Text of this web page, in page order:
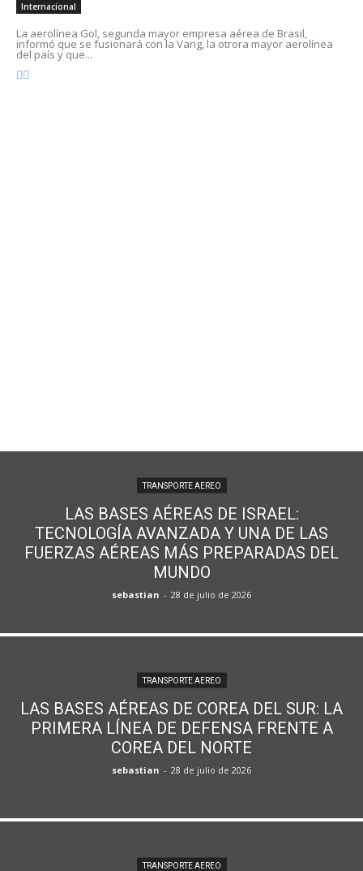
Internacional
La aerolínea Gol, segunda mayor empresa aérea de Brasil,
informó que se fusionará con la Varig, la otrora mayor aerolínea
del país y que...
TRANSPORTE AEREO
LAS BASES AÉREAS DE ISRAEL:
TECNOLOGÍA AVANZADA Y UNA DE LAS
FUERZAS AÉREAS MÁS PREPARADAS DEL
MUNDO
sebastian - 28 de julio de 2026
TRANSPORTE AEREO
LAS BASES AÉREAS DE COREA DEL SUR: LA
PRIMERA LÍNEA DE DEFENSA FRENTE A
COREA DEL NORTE
sebastian - 28 de julio de 2026
TRANSPORTE AEREO